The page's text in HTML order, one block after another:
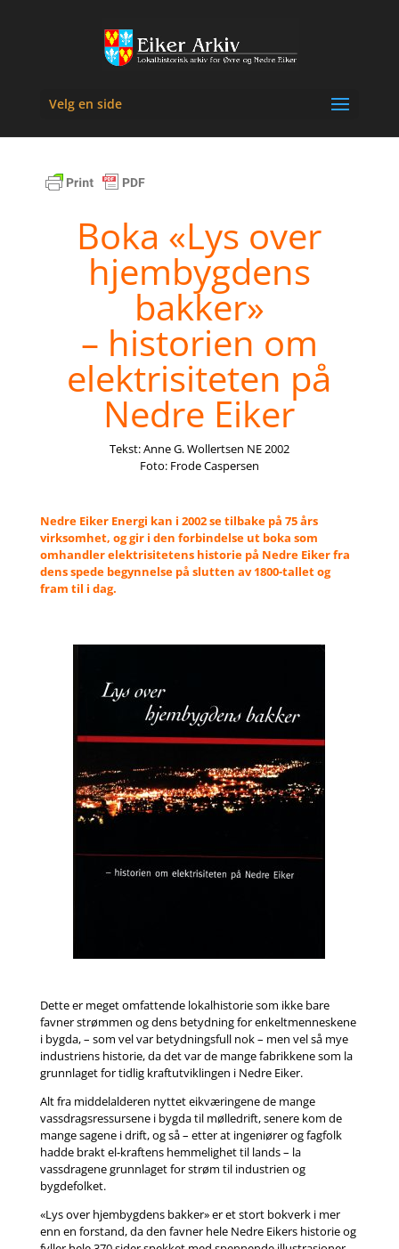
Velg en side
Boka «Lys over
hjembygdens
bakker»
– historien om
elektrisiteten på
Nedre Eiker
Tekst: Anne G. Wollertsen NE 2002
Foto: Frode Caspersen
Nedre Eiker Energi kan i 2002 se tilbake på 75 års
virksomhet, og gir i den forbindelse ut boka som
omhandler elektrisitetens historie på Nedre Eiker fra
dens spede begynnelse på slutten av 1800-tallet og
fram til i dag.
Dette er meget omfattende lokalhistorie som ikke bare
favner strømmen og dens betydning for enkeltmenneskene
i bygda, – som vel var betydningsfull nok – men vel så mye
industriens historie, da det var de mange fabrikkene som la
grunnlaget for tidlig kraftutviklingen i Nedre Eiker.
Alt fra middelalderen nyttet eikværingene de mange
vassdragsressursene i bygda til mølledrift, senere kom de
mange sagene i drift, og så – etter at ingeniører og fagfolk
hadde brakt el-kraftens hemmelighet til lands – la
vassdragene grunnlaget for strøm til industrien og
bygdefolket.
«Lys over hjembygdens bakker» er et stort bokverk i mer
enn en forstand, da den favner hele Nedre Eikers historie og